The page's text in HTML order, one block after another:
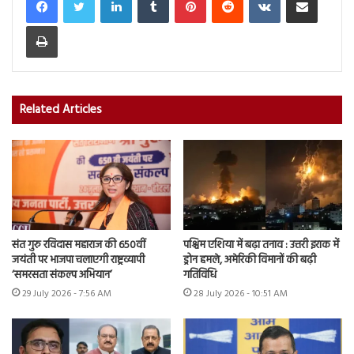
Print
Related Articles
संत गुरु रविदास महाराज की 650वीं
जयंती पर भाजपा चलाएगी राष्ट्रव्यापी
‘समरसता संकल्प अभियान’
29 July 2026 - 7:56 AM
पश्चिम एशिया में बढ़ा तनाव : उत्तरी इराक में
ड्रोन हमले, अमेरिकी विमानों की बढ़ी
गतिविधि
28 July 2026 - 10:51 AM